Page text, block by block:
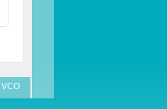
VCO